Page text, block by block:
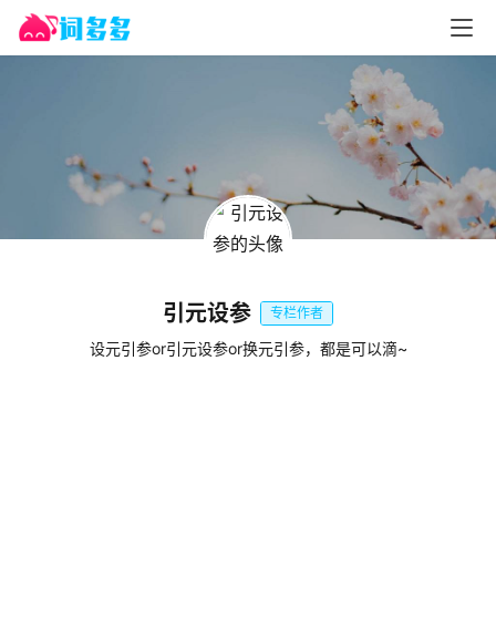
引元设参 专栏作者
设元引参or引元设参or换元引参，都是可以滴~